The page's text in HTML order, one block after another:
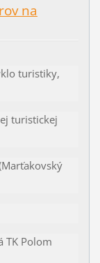
na
turistiky,
turistickej
TK Polom